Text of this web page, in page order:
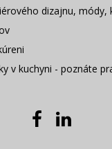
dizajnu, módy,
v kuchyni - poznáte